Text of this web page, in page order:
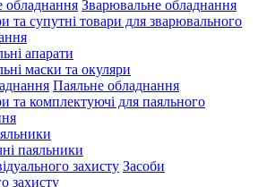
Зварювальне обладнання
та супутні товари для зварювального
апарати
маски та окуляри
Паяльне обладнання
та комплектуючі для паяльного
паяльники
Засоби
захисту